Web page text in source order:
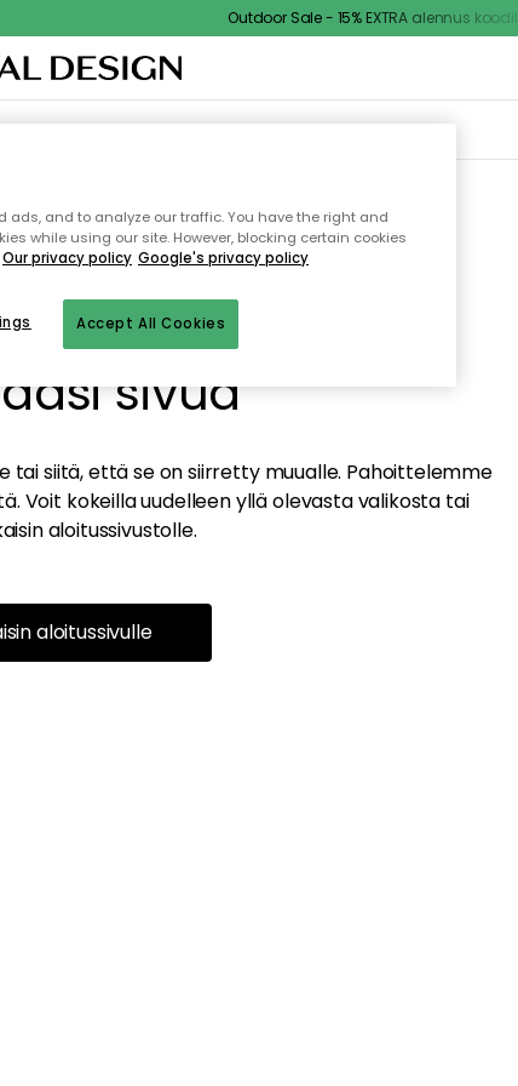
Outdoor Sale - 15% EXTRA alennus koodilla
KEITTIÖSÄILYTYSULKOKALUSTEET
löydä
sivua
tai siitä, että se on siirretty muualle. Pahoittelemme
Voit kokeilla uudelleen yllä olevasta valikosta tai
aloitussivustolle.
aloitussivulle
ads, and to analyze our traffic. You have the right and
while using our site. However, blocking certain cookies
Our privacy policy Google's privacy policy
Accept All Cookies